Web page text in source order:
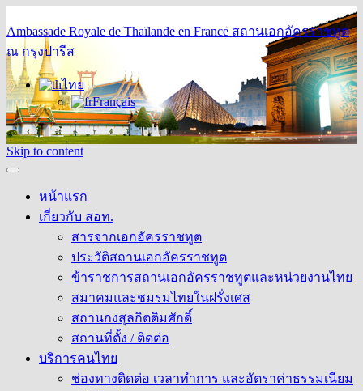
Ambassade Royale de Thaïlande en France สถานเอกอัครราชทูต
ณ กรุงปารีส
ไทย
Français
Skip to content
หน้าแรก
เกี่ยวกับ สอท.
สารจากเอกอัครราชทูต
ประวัติสถานเอกอัครราชทูต
ข้าราชการสถานเอกอัครราชทูตและหน่วยงานไทย
สมาคมและชมรมไทยในฝรั่งเศส
สถานกงสุลกิตติมศักดิ์
สถานที่ตั้ง / ติดต่อ
บริการคนไทย
ช่องทางติดต่อ เวลาทำการ และอัตราค่าธรรมเนียม